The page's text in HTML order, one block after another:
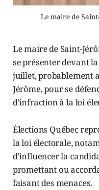
Le maire de
Le maire de Saint-
se présenter devant
juillet, probablement
Jérôme, pour se
d'infraction à la loi
Élections Québec
la loi électorale,
d'influencer la
promettant ou
faisant des menaces.